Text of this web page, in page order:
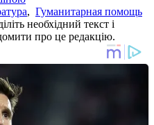
, Гуманитарная помощь
необхідний текст і
про це редакцію.